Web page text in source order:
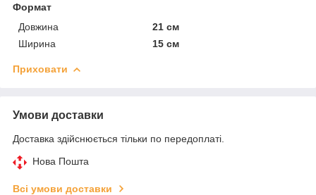
Формат
Довжина
21 см
Ширина
15 см
Приховати
Умови доставки
Доставка здійснюється тільки по передоплаті.
Нова Пошта
Всі умови доставки